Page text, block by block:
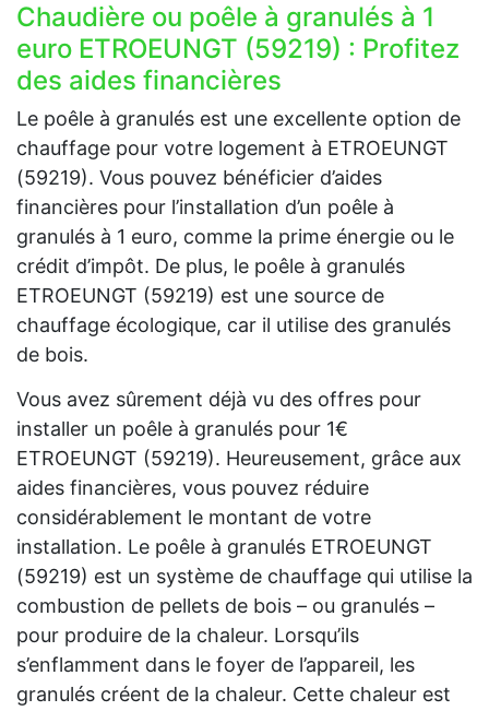
Chaudière ou poêle à granulés à 1
euro ETROEUNGT (59219) : Profitez
des aides financières
Le poêle à granulés est une excellente option de
chauffage pour votre logement à ETROEUNGT
(59219). Vous pouvez bénéficier d’aides
financières pour l’installation d’un poêle à
granulés à 1 euro, comme la prime énergie ou le
crédit d’impôt. De plus, le poêle à granulés
ETROEUNGT (59219) est une source de
chauffage écologique, car il utilise des granulés
de bois.
Vous avez sûrement déjà vu des offres pour
installer un poêle à granulés pour 1€
ETROEUNGT (59219). Heureusement, grâce aux
aides financières, vous pouvez réduire
considérablement le montant de votre
installation. Le poêle à granulés ETROEUNGT
(59219) est un système de chauffage qui utilise la
combustion de pellets de bois – ou granulés –
pour produire de la chaleur. Lorsqu’ils
s’enflamment dans le foyer de l’appareil, les
granulés créent de la chaleur. Cette chaleur est